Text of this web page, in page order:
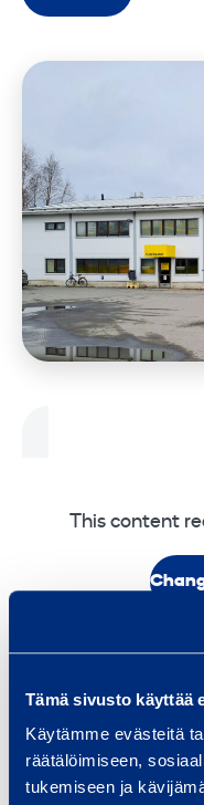
Tämä sivusto käyttää
Käytämme evästeitä
räätälöimiseen,
tukemiseen ja
This content
Machine rental at